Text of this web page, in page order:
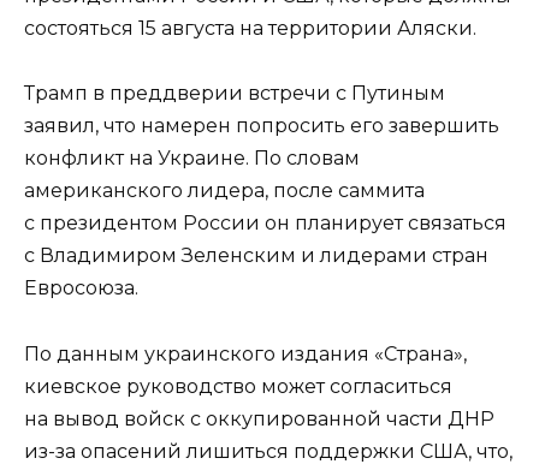
состояться 15 августа на территории Аляски.
Трамп в преддверии встречи с Путиным
заявил, что намерен попросить его завершить
конфликт на Украине. По словам
американского лидера, после саммита
с президентом России он планирует связаться
с Владимиром Зеленским и лидерами стран
Евросоюза.
По данным украинского издания «Страна»,
киевское руководство может согласиться
на вывод войск с оккупированной части ДНР
из-за опасений лишиться поддержки США, что,